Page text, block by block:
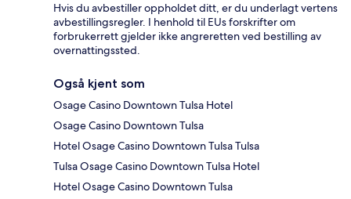
Hvis du avbestiller oppholdet ditt, er du underlagt vertens
avbestillingsregler. I henhold til EUs forskrifter om
forbrukerrett gjelder ikke angreretten ved bestilling av
overnattingssted.
Også kjent som
Osage Casino Downtown Tulsa Hotel
Osage Casino Downtown Tulsa
Hotel Osage Casino Downtown Tulsa Tulsa
Tulsa Osage Casino Downtown Tulsa Hotel
Hotel Osage Casino Downtown Tulsa